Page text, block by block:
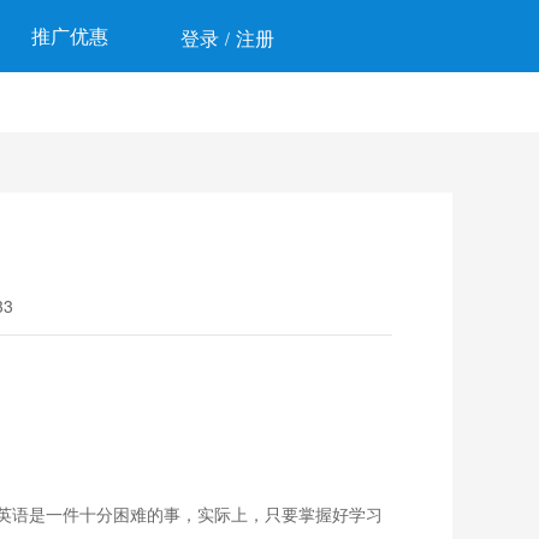
推广优惠 登录 / 注册
是一件十分困难的事，实际上，只要掌握好学习